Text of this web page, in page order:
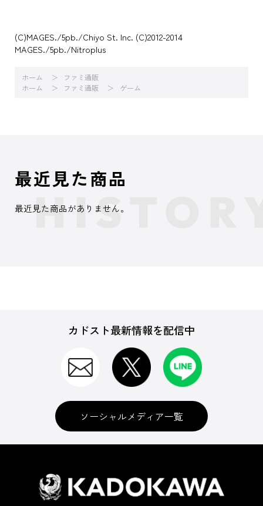
(C)MAGES./5pb./Chiyo St. Inc. (C)2012-2014
MAGES./5pb./Nitroplus
ホーム
ファミ通販
ホーム
ファミ通販 ゲーム
最近見た商品
最近見た商品がありません。
カドスト最新情報を配信中
ソーシャルメディア一覧